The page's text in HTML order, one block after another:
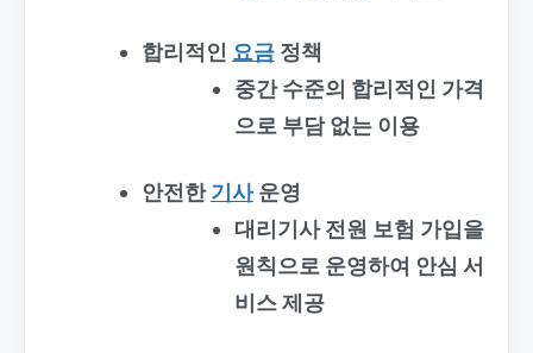
합리적인 요금정책
중간 수준의 합리적인 가격
으로 부담 없는 이용
안전한기사운영
대리기사 전원 보험 가입을
원칙으로 운영하여 안심 서
비스 제공